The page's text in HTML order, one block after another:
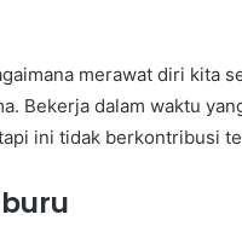
merawat diri kita
Bekerja dalam waktu
ini tidak berkontribusi